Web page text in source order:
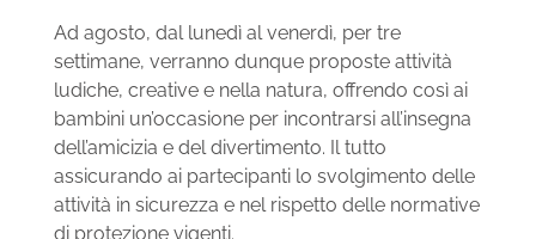
Ad agosto, dal lunedì al venerdì, per tre
settimane, verranno dunque proposte attività
ludiche, creative e nella natura, offrendo così ai
bambini un’occasione per incontrarsi all’insegna
dell’amicizia e del divertimento. Il tutto
assicurando ai partecipanti lo svolgimento delle
attività in sicurezza e nel rispetto delle normative
di protezione vigenti.